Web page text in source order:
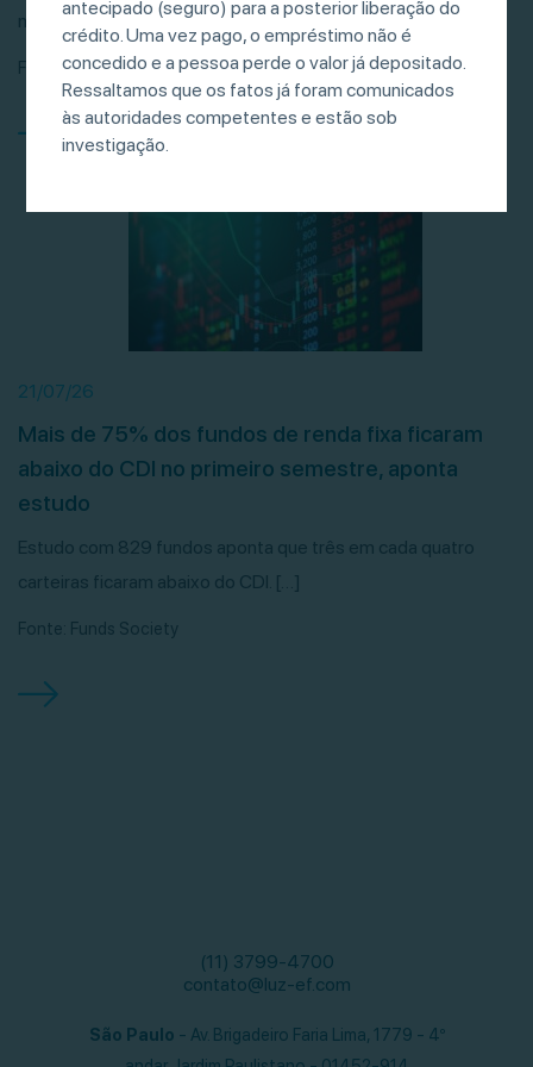
antecipado (seguro) para a posterior liberação do
crédito. Uma vez pago, o empréstimo não é
concedido e a pessoa perde o valor já depositado.
Ressaltamos que os fatos já foram comunicados
às autoridades competentes e estão sob
investigação.
movimentaram R$ 681 bilhões entre janeiro […]
Fonte: Valor Investe
21/07/26
Mais de 75% dos fundos de renda fixa ficaram
abaixo do CDI no primeiro semestre, aponta
estudo
Estudo com 829 fundos aponta que três em cada quatro
carteiras ficaram abaixo do CDI. […]
Fonte: Funds Society
(11) 3799-4700
contato@luz-ef.com
São Paulo - Av. Brigadeiro Faria Lima, 1779 - 4º